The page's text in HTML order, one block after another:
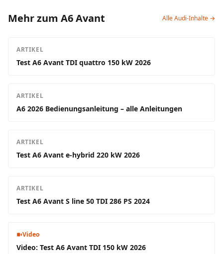
Mehr zum A6 Avant Alle Audi-Inhalte →
ARTIKEL
Test A6 Avant TDI quattro 150 kW 2026
ARTIKEL
A6 2026 Bedienungsanleitung – alle Anleitungen
ARTIKEL
Test A6 Avant e-hybrid 220 kW 2026
ARTIKEL
Test A6 Avant S line 50 TDI 286 PS 2024
Video
Video: Test A6 Avant TDI 150 kW 2026